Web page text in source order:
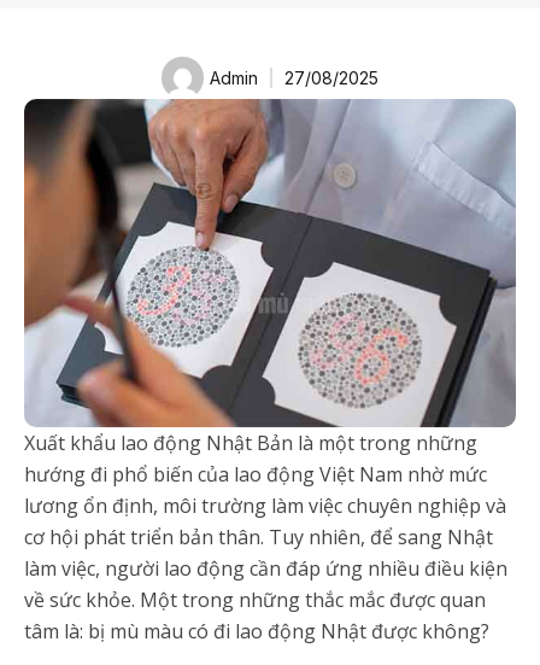
Admin 27/08/2025
Xuất khẩu lao động Nhật Bản là một trong những
hướng đi phổ biến của lao động Việt Nam nhờ mức
lương ổn định, môi trường làm việc chuyên nghiệp và
cơ hội phát triển bản thân. Tuy nhiên, để sang Nhật
làm việc, người lao động cần đáp ứng nhiều điều kiện
về sức khỏe. Một trong những thắc mắc được quan
tâm là: bị mù màu có đi lao động Nhật được không?